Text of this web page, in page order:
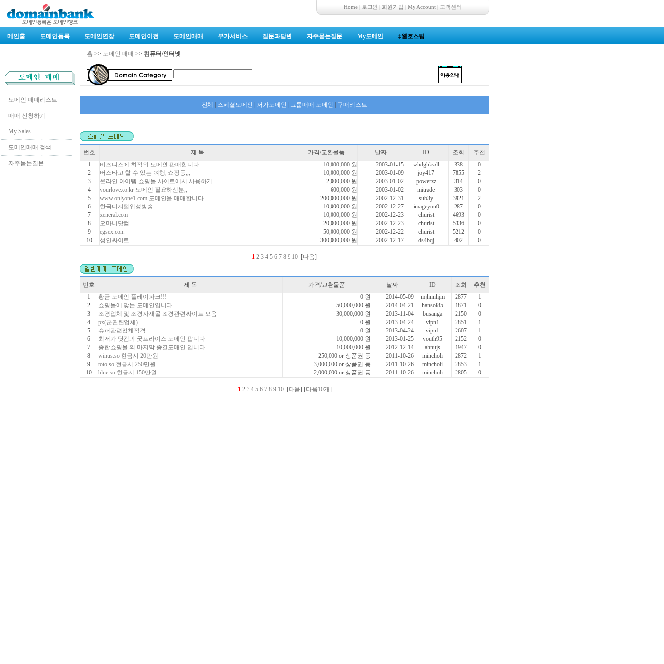
Home | 로그인 | 회원가입 | My Account | 고객센터
메인홈 도메인등록 도메인연장 도메인이전 도메인매매 부가서비스 질문과답변 자주묻는질문 My도메인 ‡웹호스팅
도메인 매매리스트
매매 신청하기
My Sales
도메인매매 검색
자주묻는질문
홈 >> 도메인 매매 >> 컴퓨터/인터넷
전체 스페셜도메인 저가도메인 그룹매매 도메인 구매리스트
번호 제 목 가격/교환물품 날짜 ID 조회
추천
1
비즈니스에 최적의 도메인 판매합니다 10,000,000 원 2003-01-15 whdghksdl 338
0
2
버스타고 할 수 있는 여행, 쇼핑등,,, 10,000,000 원 2003-01-09 joy417 7855
2
3
온라인 아이템 쇼핑몰 사이트에서 사용하기 .. 2,000,000 원 2003-01-02 powerzz 314
0
4
yourlove.co.kr 도메인 필요하신분,, 600,000 원 2003-01-02 mitrade 303
0
5
www.onlyone1.com 도메인을 매매합니다. 200,000,000 원 2002-12-31 sub3y 3921
2
6
한국디지털위성방송 10,000,000 원 2002-12-27 imageyou9 287
0
7
xeneral.com 10,000,000 원 2002-12-23 churist 4693
0
8
오마니닷컴 20,000,000 원 2002-12-23 churist 5336
0
9
egsex.com 50,000,000 원 2002-12-22 churist 5212
0
10
성인싸이트 300,000,000 원 2002-12-17 ds4bqj 402 0
1 2 3 4 5 6 7 8 9 10 [다음]
번호 제 목 가격/교환물품 날짜 ID 조회
추천
1
황금 도메인 플레이파크!!! 0 원 2014-05-09 mjhnnhjm 2877
1
2
쇼핑몰에 맞는 도메인입니다. 50,000,000 원 2014-04-21 hansol85 1871
0
3
조경업체 및 조경자재몰 조경관련싸이트 모음 30,000,000 원 2013-11-04 busanga 2150
0
4
px(군관련업체) 0 원 2013-04-24 vipn1 2851
1
5
슈퍼관련업체적격 0 원 2013-04-24 vipn1 2607
1
6
최저가 닷컴과 굿프라이스 도메인 팝니다 10,000,000 원 2013-01-25 youth95 2152
0
7
종합쇼핑몰 의 마지막 종결도매인 입니다. 10,000,000 원 2012-12-14 ahnujs 1947
0
8
winus.so 현금시 20만원 250,000 or 상품권 등 2011-10-26 mincholi 2872
1
9
toto.so 현금시 250만원 3,000,000 or 상품권 등 2011-10-26 mincholi 2853
1
10
blue.so 현금시 150만원 2,000,000 or 상품권 등 2011-10-26 mincholi 2805 0
1 2 3 4 5 6 7 8 9 10[다음] [다음10개]